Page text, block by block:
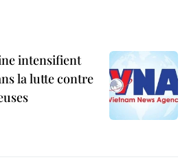
intensifient
la lutte contre